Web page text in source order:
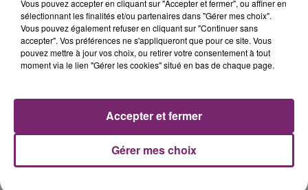
La Bulle - Guinguette éphémère
de Frelinghien !
éclipse solaire du 12 Août 2026
Vous pouvez accepter en cliquant sur "Accepter et fermer", ou affiner en
sélectionnant les finalités et/ou partenaires dans "Gérer mes choix".
Vous pouvez également refuser en cliquant sur "Continuer sans
accepter". Vos préférences ne s'appliqueront que pour ce site. Vous
pouvez mettre à jour vos choix, ou retirer votre consentement à tout
moment via le lien "Gérer les cookies" situé en bas de chaque page.
Gérer mes choix
Accepter et fermer